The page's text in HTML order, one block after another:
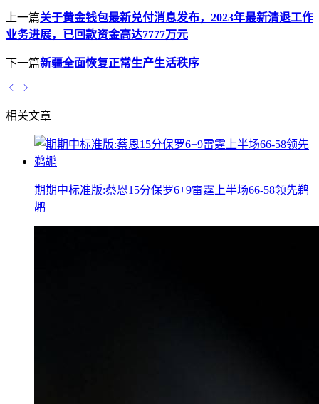
上一篇关于黄金钱包最新兑付消息发布，2023年最新清退工作
业务进展，已回款资金高达7777万元
下一篇新疆全面恢复正常生产生活秩序
相关文章
期期中标准版:蔡恩15分保罗6+9雷霆上半场66-58领先鹈
鹕